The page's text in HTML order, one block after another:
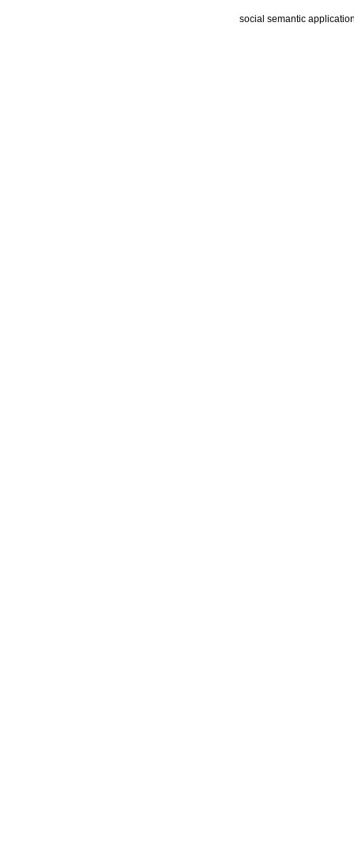
social semantic